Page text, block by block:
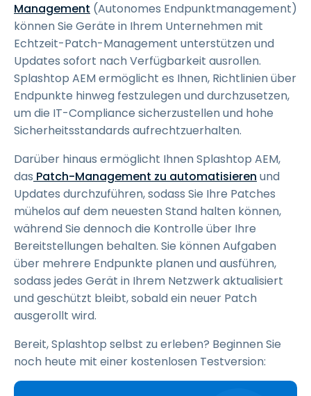
Management (Autonomes Endpunktmanagement)
können Sie Geräte in Ihrem Unternehmen mit
Echtzeit-Patch-Management unterstützen und
Updates sofort nach Verfügbarkeit ausrollen.
Splashtop AEM ermöglicht es Ihnen, Richtlinien über
Endpunkte hinweg festzulegen und durchzusetzen,
um die IT-Compliance sicherzustellen und hohe
Sicherheitsstandards aufrechtzuerhalten.
Darüber hinaus ermöglicht Ihnen Splashtop AEM,
das Patch-Management zu automatisieren und
Updates durchzuführen, sodass Sie Ihre Patches
mühelos auf dem neuesten Stand halten können,
während Sie dennoch die Kontrolle über Ihre
Bereitstellungen behalten. Sie können Aufgaben
über mehrere Endpunkte planen und ausführen,
sodass jedes Gerät in Ihrem Netzwerk aktualisiert
und geschützt bleibt, sobald ein neuer Patch
ausgerollt wird.
Bereit, Splashtop selbst zu erleben? Beginnen Sie
noch heute mit einer kostenlosen Testversion: